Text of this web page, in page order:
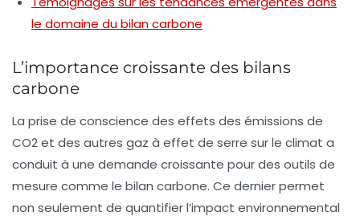
le domaine du bilan carbone
L’importance croissante des bilans
carbone
La prise de conscience des effets des émissions de
CO2et des autres gaz à effet de serre sur le climat a
conduit à une demande croissante pour des outils de
mesure comme le bilan carbone. Ce dernier permet
non seulement de quantifier l’impact environnemental